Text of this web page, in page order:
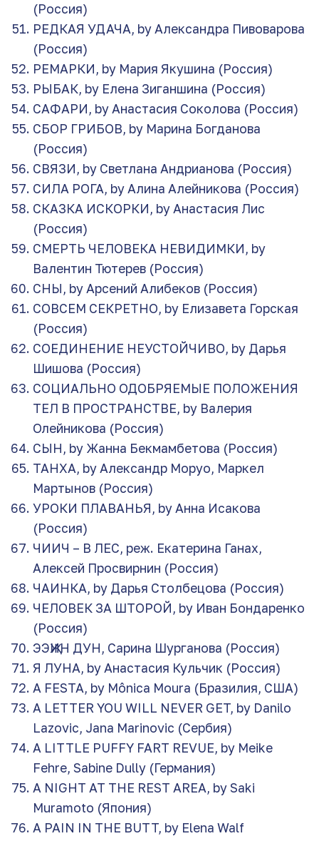
(Россия)
РЕДКАЯ УДАЧА, by Александра Пивоварова
(Россия)
РЕМАРКИ, by Мария Якушина (Россия)
РЫБАК, by Елена Зиганшина (Россия)
САФАРИ, by Анастасия Соколова (Россия)
СБОР ГРИБОВ, by Марина Богданова
(Россия)
СВЯЗИ, by Светлана Андрианова (Россия)
СИЛА РОГА, by Алина Алейникова (Россия)
СКАЗКА ИСКОРКИ, by Анастасия Лис
(Россия)
СМЕРТЬ ЧЕЛОВЕКА НЕВИДИМКИ, by
Валентин Тютерев (Россия)
СНЫ, by Арсений Алибеков (Россия)
СОВСЕМ СЕКРЕТНО, by Елизавета Горская
(Россия)
СОЕДИНЕНИЕ НЕУСТОЙЧИВО, by Дарья
Шишова (Россия)
СОЦИАЛЬНО ОДОБРЯЕМЫЕ ПОЛОЖЕНИЯ
ТЕЛ В ПРОСТРАНСТВЕ, by Валерия
Олейникова (Россия)
СЫН, by Жанна Бекмамбетова (Россия)
ТАНХА, by Александр Моруо, Маркел
Мартынов (Россия)
УРОКИ ПЛАВАНЬЯ, by Анна Исакова
(Россия)
ЧИИЧ – В ЛЕС, реж. Екатерина Ганах,
Алексей Просвирнин (Россия)
ЧАИНКА, by Дарья Столбецова (Россия)
ЧЕЛОВЕК ЗА ШТОРОЙ, by Иван Бондаренко
(Россия)
ЭЭҖИН ДУН, Сарина Шурганова (Россия)
Я ЛУНА, by Анастасия Кульчик (Россия)
A FESTA, by Mônica Moura (Бразилия, США)
A LETTER YOU WILL NEVER GET, by Danilo
Lazovic, Jana Marinovic (Сербия)
A LITTLE PUFFY FART REVUE, by Meike
Fehre, Sabine Dully (Германия)
A NIGHT AT THE REST AREA, by Saki
Muramoto (Япония)
A PAIN IN THE BUTT, by Elena Walf